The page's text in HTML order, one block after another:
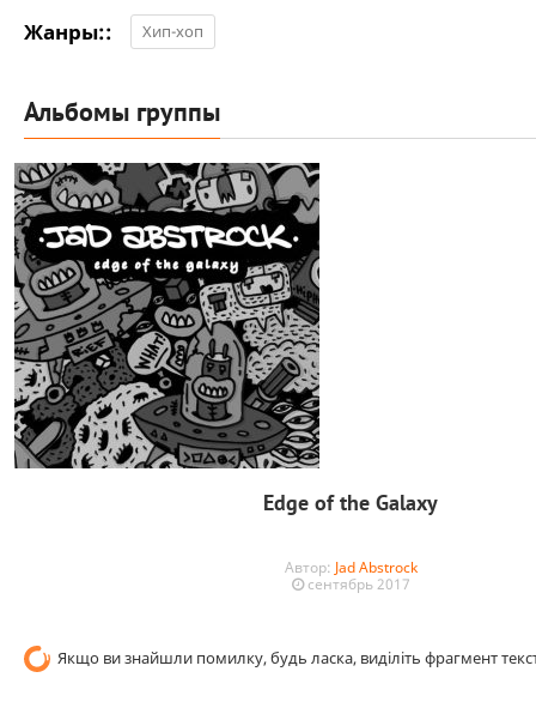
Жанры:: Хип-хоп
Альбомы группы
Edge of the Galaxy
Автор: Jad Abstrock
сентябрь 2017
Якщо ви знайшли помилку, будь ласка, виділіть фрагмент